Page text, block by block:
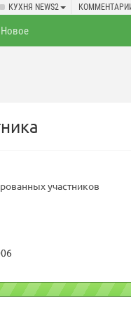
КУХНЯ NEWS2
Новое
участников